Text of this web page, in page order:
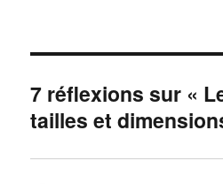
7 réflexions sur «
tailles et